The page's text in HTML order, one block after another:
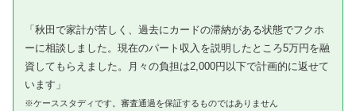
「秋田で家計が苦しく、過去にカードの滞納がある状態でフクホ
ーに相談しました。現在のパート収入を説明したところ5万円を融
資してもらえました。月々の負担は2,000円以下で計画的に返せて
います」
※ケーススタディです。審査通過を保証するものではありません